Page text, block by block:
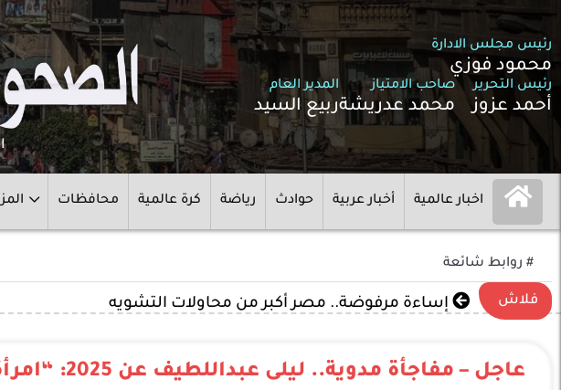
رئيس مجلس الادارة
محمود فوزي
رئيس التحرير
أحمد عزوز
صاحب الامتياز
محمد عدريشة
المدير العام
ربيع السيد
اخبار عالمية أخبار عربية حوادث رياضة كرة عالمية محافظات
# روابط شائعة
فلاش إساءة مرفوضة.. مصر أكبر من محاولات التشويه
عاجل – مفاجأة